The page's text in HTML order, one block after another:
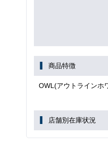
商品特徴
OWL(アウトラインホ
店舗別在庫状況